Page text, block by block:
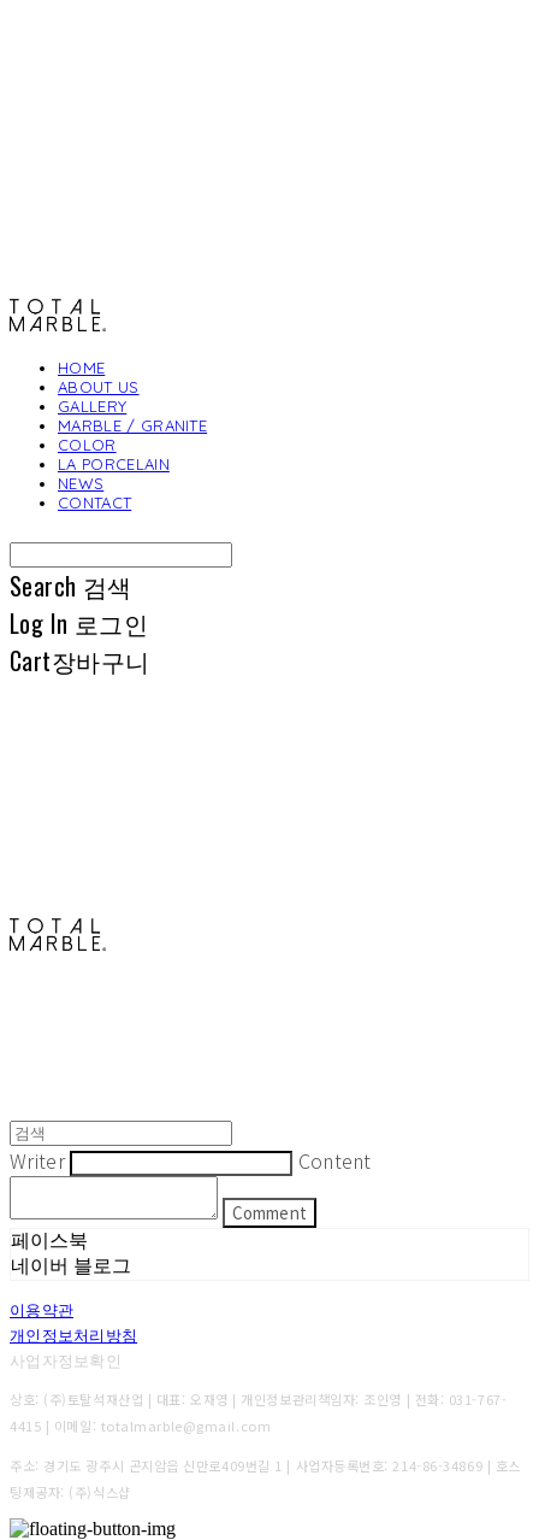
HOME
ABOUT US
GALLERY
MARBLE / GRANITE
COLOR
LA PORCELAIN
NEWS
CONTACT
Search 검색
Log In 로그인
Cart장바구니
Writer Content
Comment
페이스북
네이버 블로그
이용약관
개인정보처리방침
사업자정보확인
상호: (주)토탈석재산업 | 대표: 오재영 | 개인정보관리책임자: 조인영 | 전화: 031-767-
4415 | 이메일: totalmarble@gmail.com
주소: 경기도 광주시 곤지암읍 신만로409번길 1 | 사업자등록번호:214-86-34869 | 호스
팅제공자: (주)식스샵